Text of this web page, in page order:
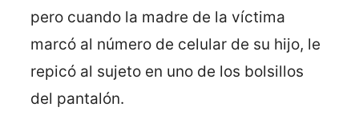
pero cuando la madre de la víctima
marcó al número de celular de su hijo, le
repicó al sujeto en uno de los bolsillos
del pantalón.